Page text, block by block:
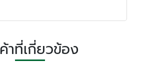
าที่เกี่ยวข้อง